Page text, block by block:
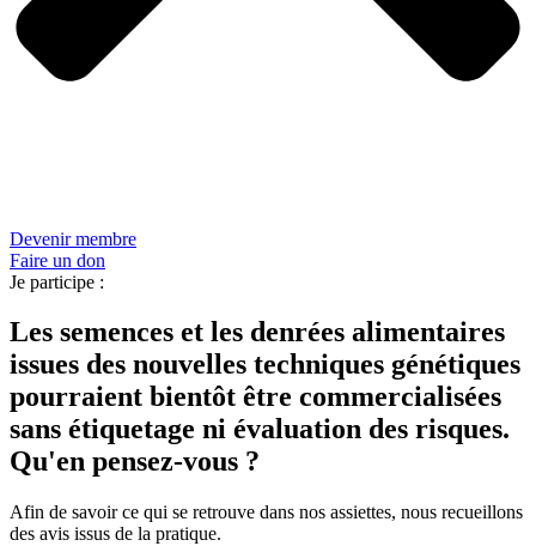
Devenir membre
Faire un don
Je participe :
Les semences et les denrées alimentaires
issues des nouvelles techniques génétiques
pourraient bientôt être commercialisées
sans étiquetage ni évaluation des risques.
Qu'en pensez-vous ?
Afin de savoir ce qui se retrouve dans nos assiettes, nous recueillons
des avis issus de la pratique.